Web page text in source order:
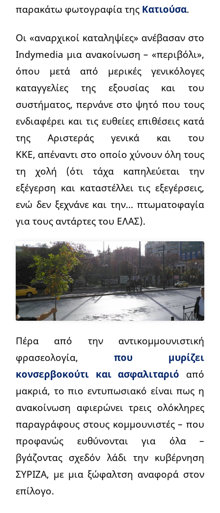
παρακάτω φωτογραφία της Κατιούσα.
Οι «αναρχικοί καταληψίες» ανέβασαν στο
Indymedia μια ανακοίνωση – «περιβόλι»,
όπου μετά από μερικές γενικόλογες
καταγγελίες της εξουσίας και του
συστήματος, περνάνε στο ψητό που τους
ενδιαφέρει και τις ευθείες επιθέσεις κατά
της Αριστεράς γενικά και του
ΚΚΕ, απέναντι στο οποίο χύνουν όλη τους
τη χολή (ότι τάχα καπηλεύεται την
εξέγερση και καταστέλλει τις εξεγέρσεις,
ενώ δεν ξεχνάνε και την… πτωματοφαγία
για τους αντάρτες του ΕΛΑΣ).
Πέρα από την αντικομμουνιστική
φρασεολογία, που μυρίζει
κονσερβοκούτι και ασφαλιταριό από
μακριά, το πιο εντυπωσιακό είναι πως η
ανακοίνωση αφιερώνει τρεις ολόκληρες
παραγράφους στους κομμουνιστές – που
προφανώς ευθύνονται για όλα –
βγάζοντας σχεδόν λάδι την κυβέρνηση
ΣΥΡΙΖΑ, με μια ξώφαλτση αναφορά στον
επίλογο.